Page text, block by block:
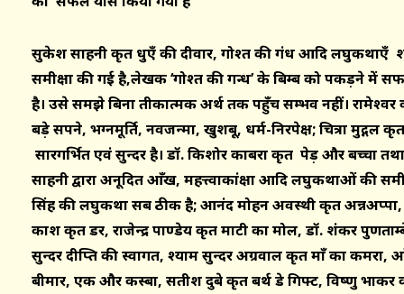
सुकेश साहनी कृत धुएँ की दीवार, गोश्त की गंध आदि लघुकथाएँ
समीक्षा की गई है,लेखक ‘गोश्त की गन्ध’ के बिम्ब को पकड़ने में
है। उसे समझे बिना प्रतीकात्मक अर्थ तक पहुँच सम्भव नहीं।
बड़े सपने, भग्नमूर्ति, नवजन्मा, खुशबू, धर्म-निरपेक्ष; चित्रा मुद्गल
सारगर्भित एवं सुन्दर है। डॉ. किशोर काबरा कृत पेड़ और बच्चा
साहनी द्वारा अनूदित आँख, महत्त्वाकांक्षा आदि लघुकथाओं की
सिंह की लघुकथा सब ठीक है; आनंद मोहन अवस्थी कृत अन्नअप्पा,
प्रकाश कृत डर, राजेन्द्र पाण्डेय कृत माटी का मोल, डॉ. शंकर
सुन्दर दीप्ति की स्वागत, श्याम सुन्दर अग्रवाल कृत माँ का
बीमार, एक और कस्बा, सतीश दुबे कृत बर्थ डे गिफ्ट, विष्णु